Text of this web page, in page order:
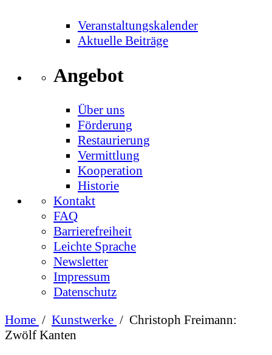
Veranstaltungskalender
Aktuelle Beiträge
Angebot
Über uns
Förderung
Restaurierung
Vermittlung
Kooperation
Historie
Kontakt
FAQ
Barrierefreiheit
Leichte Sprache
Newsletter
Impressum
Datenschutz
Home / Kunstwerke / Christoph Freimann:
Zwölf Kanten